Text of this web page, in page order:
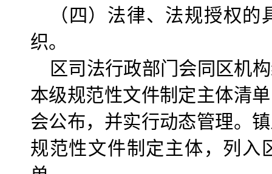
（四）法律、法规授权
织。
区司法行政部门会同区机
本级规范性文件制定主体清
会公布，并实行动态管理。
规范性文件制定主体，列入